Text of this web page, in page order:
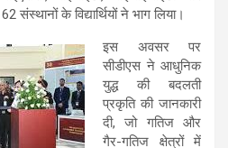
संस्थानों के विद्यार्थियों ने भाग लिया।
इस अवसर पर
सीडीएस ने आधुनिक
युद्ध की बदलती
प्रकृति की जानकारी
दी, जो गतिज और
गैर-गतिज क्षेत्रों में